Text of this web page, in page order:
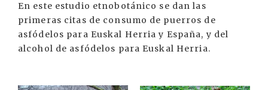
En este estudio etnobotánico se dan las
primeras citas de consumo de puerros de
asfódelos para Euskal Herria y España, y del
alcohol de asfódelos para Euskal Herria.